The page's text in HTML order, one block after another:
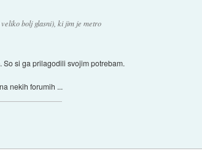
bolj glasni), ki jim je metro
si ga prilagodili svojim potrebam.
nekih forumih ...